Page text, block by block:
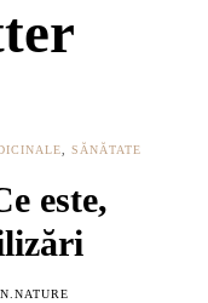
SĂNĂTATE
este,